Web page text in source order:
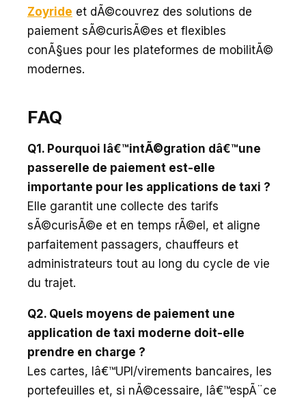
Zoyride et dÃ©couvrez des solutions de
paiement sÃ©curisÃ©es et flexibles
conÃ§ues pour les plateformes de mobilitÃ©
modernes.
FAQ
Q1. Pourquoi lâ€™intÃ©gration dâ€™une
passerelle de paiement est-elle
importante pour les applications de taxi ?
Elle garantit une collecte des tarifs
sÃ©curisÃ©e et en temps rÃ©el, et aligne
parfaitement passagers, chauffeurs et
administrateurs tout au long du cycle de vie
du trajet.
Q2. Quels moyens de paiement une
application de taxi moderne doit-elle
prendre en charge ?
Les cartes, lâ€™UPI/virements bancaires, les
portefeuilles et, si nÃ©cessaire, lâ€™espÃ¨ce